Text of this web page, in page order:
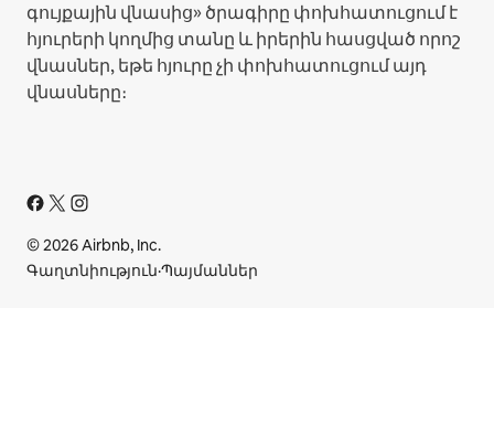
գույքային վնասից» ծրագիրը փոխհատուցում է
հյուրերի կողմից տանը և իրերին հասցված որոշ
վնասներ, եթե հյուրը չի փոխհատուցում այդ
վնասները։
© 2026 Airbnb, Inc.
Գաղտնիություն·Պայմաններ